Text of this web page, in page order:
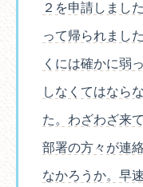
２を申請しまし
って帰られまし
くには確かに弱
しなくてはなら
た。わざわざ来
部署の方々が連
なかろうか。早